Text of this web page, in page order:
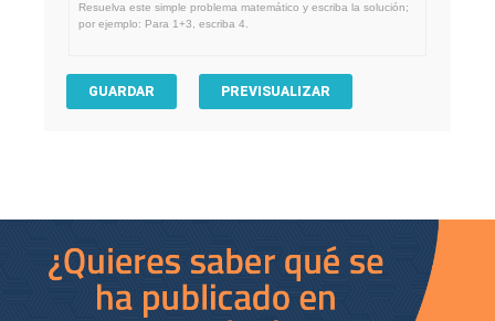
Resuelva este simple problema matemático y escriba la solución;
por ejemplo: Para 1+3, escriba 4.